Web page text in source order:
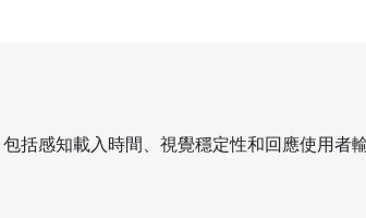
括感知載入時間、視覺穩定性和回應使用者